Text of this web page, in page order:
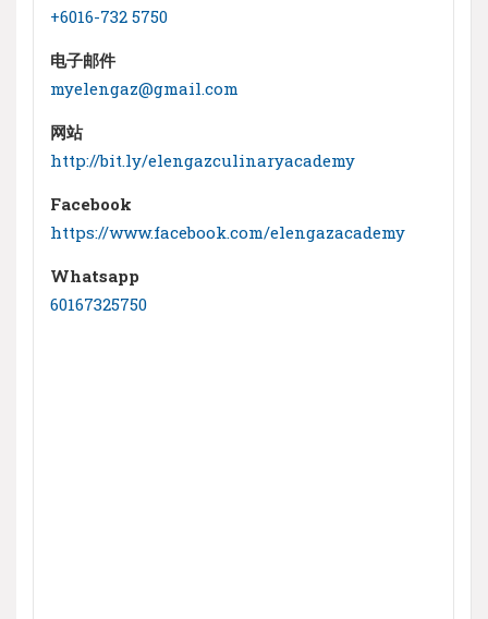
+6016-732 5750
电子邮件
myelengaz@gmail.com
网站
http://bit.ly/elengazculinaryacademy
Facebook
https://www.facebook.com/elengazacademy
Whatsapp
60167325750